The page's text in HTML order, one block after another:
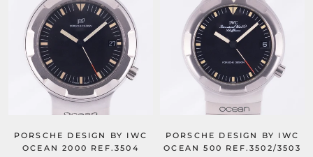
PORSCHE DESIGN BY IWC
OCEAN 2000 REF.3504
PORSCHE DESIGN BY IWC
OCEAN 500 REF.3502/3503